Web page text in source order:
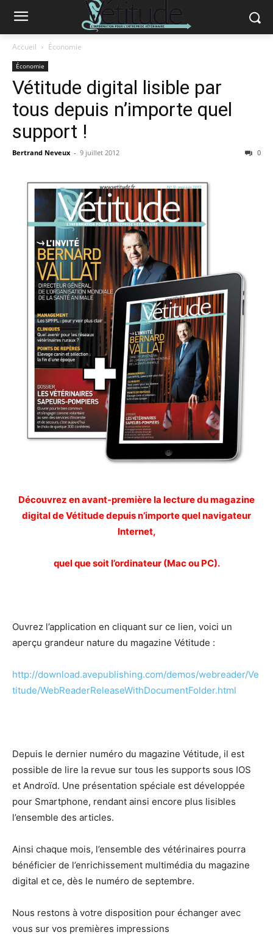
Accueil Économie
Économie
Vétitude digital lisible par
tous depuis n’importe quel
support !
Bertrand Neveux - 9 juillet 2012 0
Découvrez en avant-première la lecture du magazine
digital de Vétitude depuis n’importe quel navigateur
Internet,
quel que soit l’ordinateur (Mac ou PC).
Ouvrez l’application en cliquant sur ce lien, voici un
aperçu grandeur nature du magazine Vétitude :
http://download.avepublishing.com/demos/webreader/Ve
titude/WebReaderReleaseWithDocumentFolder.html
Depuis le dernier numéro du magazine Vétitude, il est
possible de lire la revue sur tous les supports sous IOS
et Androïd. Une présentation spéciale est développée
pour Smartphone, rendant ainsi encore plus lisibles
l’ensemble des articles.
Ainsi chaque mois, l’ensemble des vétérinaires pourra
bénéficier de l’enrichissement multimédia du magazine
digital et ce, dès le numéro de septembre.
Nous restons à votre disposition pour échanger avec
vous sur vos premières impressions